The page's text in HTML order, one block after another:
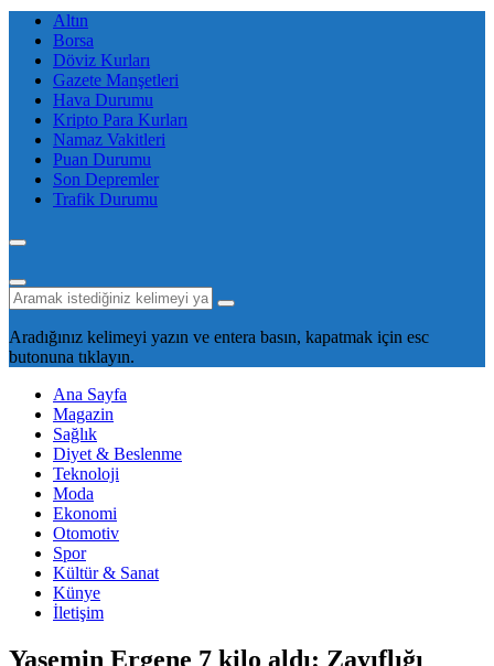
Altın
Borsa
Döviz Kurları
Gazete Manşetleri
Hava Durumu
Kripto Para Kurları
Namaz Vakitleri
Puan Durumu
Son Depremler
Trafik Durumu
Aradığınız kelimeyi yazın ve entera basın, kapatmak için esc
butonuna tıklayın.
Ana Sayfa
Magazin
Sağlık
Diyet & Beslenme
Teknoloji
Moda
Ekonomi
Otomotiv
Spor
Kültür & Sanat
Künye
İletişim
Yasemin Ergene 7 kilo aldı: Zayıflığı